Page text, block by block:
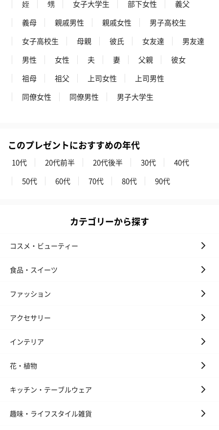
姪 甥 女子大学生 部下女性
義父
義母
親戚男性 親戚女性
男子高校生
女子高校生
母親 彼氏 女友達
男友達
男性
女性 夫 妻 父親
彼女
祖母
祖父 上司女性
上司男性
同僚女性
同僚男性 男子大学生
このプレゼントにおすすめの年代
10代 20代前半 20代後半 30代
40代
50代
60代 70代 80代 90代
カテゴリーから探す
コスメ・ビューティー
食品・スイーツ
ファッション
アクセサリー
インテリア
花・植物
キッチン・テーブルウェア
趣味・ライフスタイル雑貨